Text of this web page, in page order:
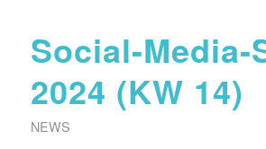
Social-Media-
2024 (KW 14)
NEWS